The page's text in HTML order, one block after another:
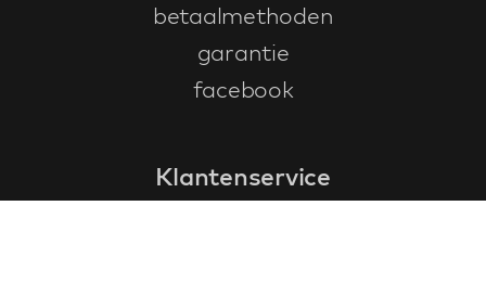
betaalmethoden
garantie
facebook
Klantenservice